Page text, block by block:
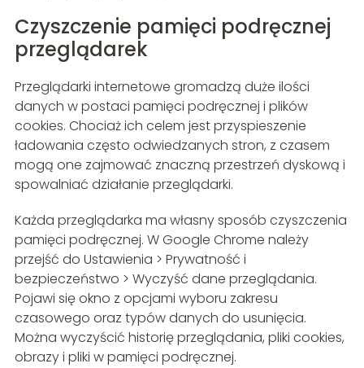
Czyszczenie pamięci podręcznej
przeglądarek
Przeglądarki internetowe gromadzą duże ilości
danych w postaci pamięci podręcznej i plików
cookies. Chociaż ich celem jest przyspieszenie
ładowania często odwiedzanych stron, z czasem
mogą one zajmować znaczną przestrzeń dyskową i
spowalniać działanie przeglądarki.
Każda przeglądarka ma własny sposób czyszczenia
pamięci podręcznej. W Google Chrome należy
przejść do Ustawienia > Prywatność i
bezpieczeństwo > Wyczyść dane przeglądania.
Pojawi się okno z opcjami wyboru zakresu
czasowego oraz typów danych do usunięcia.
Można wyczyścić historię przeglądania, pliki cookies,
obrazy i pliki w pamięci podręcznej.